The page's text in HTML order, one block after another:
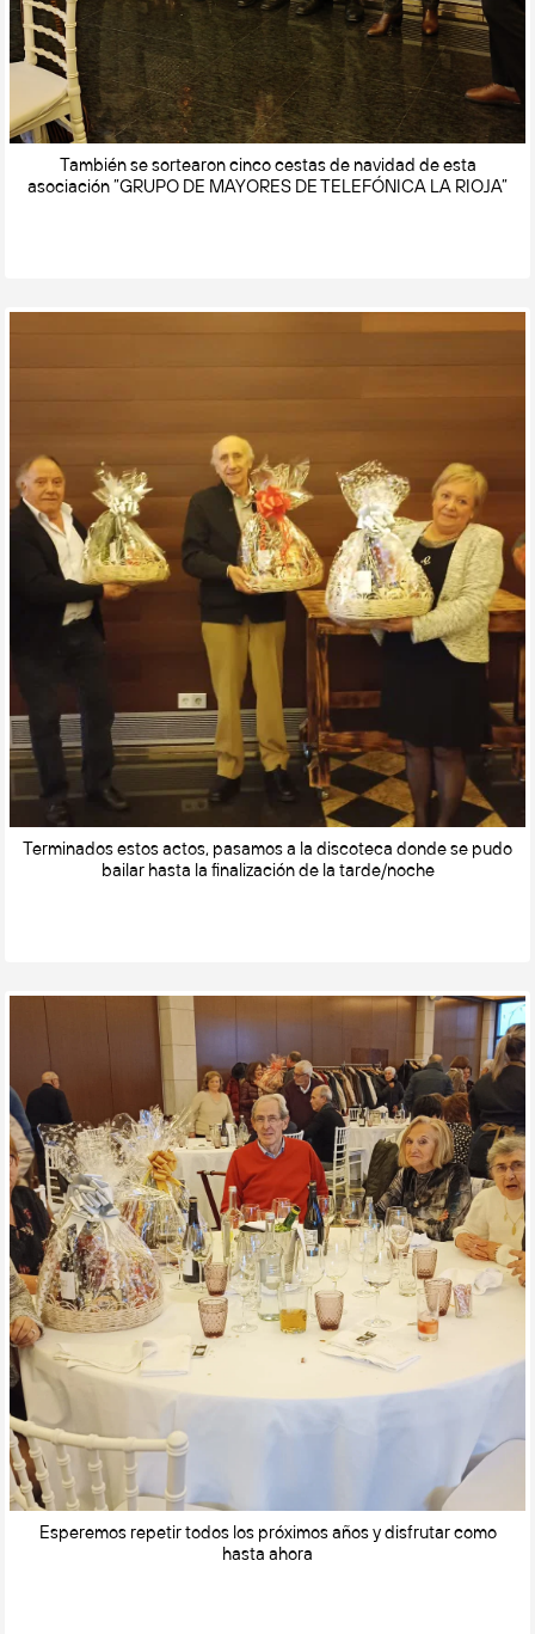
También se sortearon cinco cestas de navidad de esta
asociación ”GRUPO DE MAYORES DE TELEFÓNICA LA RIOJA”
Terminados estos actos, pasamos a la discoteca donde se pudo
bailar hasta la finalización de la tarde/noche
Esperemos repetir todos los próximos años y disfrutar como
hasta ahora